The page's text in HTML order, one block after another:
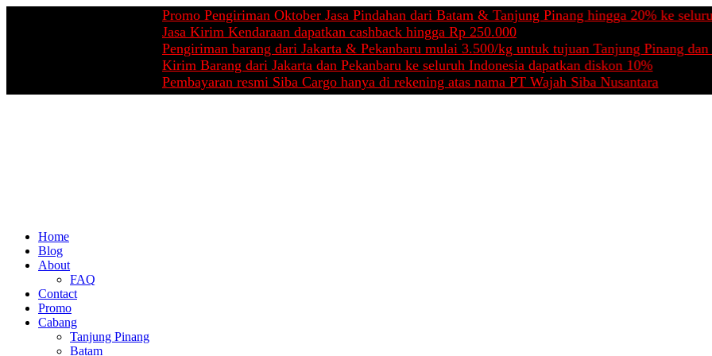
Promo Pengiriman Oktober Jasa Pindahan dari Batam & Tanjung Pinang hingga 20% ke seluruh
Jasa Kirim Kendaraan dapatkan cashback hingga Rp 250.000
Pengiriman barang dari Jakarta & Pekanbaru mulai 3.500/kg untuk tujuan Tanjung Pinang dan Batam
Kirim Barang dari Jakarta dan Pekanbaru ke seluruh Indonesia dapatkan diskon 10%
Pembayaran resmi Siba Cargo hanya di rekening atas nama PT Wajah Siba Nusantara
Home
Blog
About
FAQ
Contact
Promo
Cabang
Tanjung Pinang
Batam